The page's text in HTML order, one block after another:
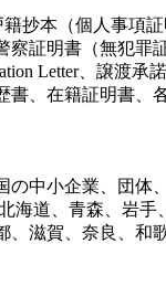
抄本（個人事項
証明書（無犯
Letter、譲
書、在籍証明書、
中小企業、団
道、青森、岩
滋賀、奈良、